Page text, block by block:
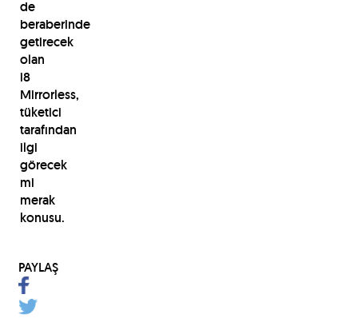
de
beraberinde
getirecek
olan
i8
Mirrorless,
tüketici
tarafından
ilgi
görecek
mi
merak
konusu.
PAYLAŞ